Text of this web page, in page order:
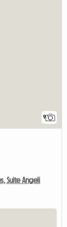
9
Suite Angeli